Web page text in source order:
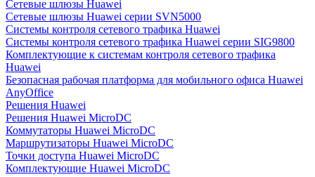
Сетевые шлюзы Huawei
Сетевые шлюзы Huawei серии SVN5000
Системы контроля сетевого трафика Huawei
Системы контроля сетевого трафика Huawei серии SIG9800
Комплектующие к системам контроля сетевого трафика
Huawei
Безопасная рабочая платформа для мобильного офиса Huawei
AnyOffice
Решения Huawei
Решения Huawei MicroDC
Коммутаторы Huawei MicroDC
Маршрутизаторы Huawei MicroDC
Точки доступа Huawei MicroDC
Комплектующие Huawei MicroDC